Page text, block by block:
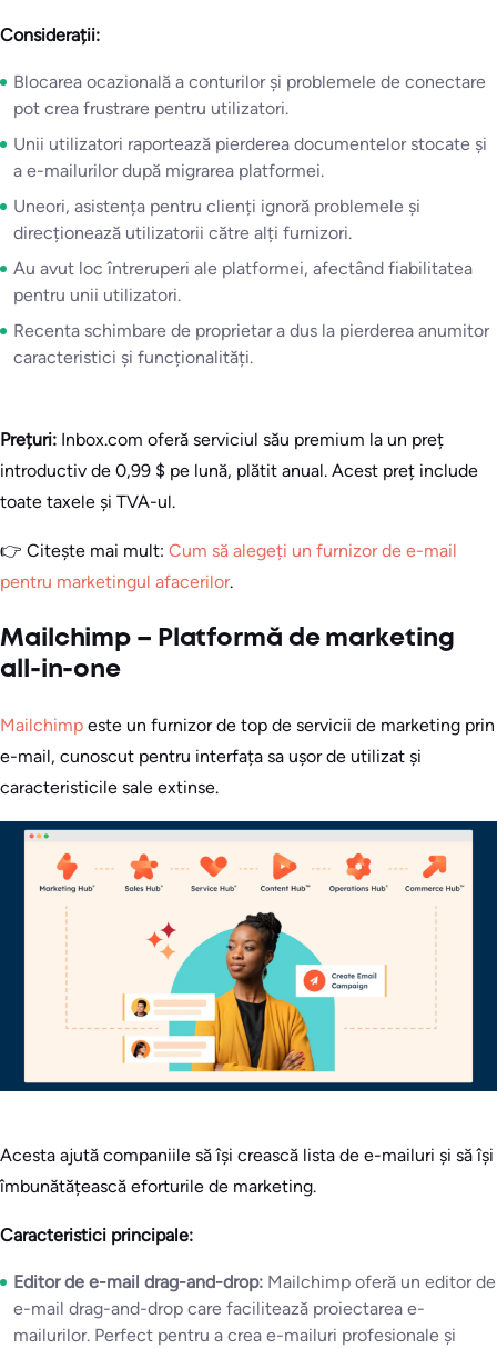
Considerații:
Blocarea ocazională a conturilor și problemele de conectare
pot crea frustrare pentru utilizatori.
Unii utilizatori raportează pierderea documentelor stocate și
a e-mailurilor după migrarea platformei.
Uneori, asistența pentru clienți ignoră problemele și
direcționează utilizatorii către alți furnizori.
Au avut loc întreruperi ale platformei, afectând fiabilitatea
pentru unii utilizatori.
Recenta schimbare de proprietar a dus la pierderea anumitor
caracteristici și funcționalități.
Prețuri: Inbox.com oferă serviciul său premium la un preț
introductiv de 0,99 $ pe lună, plătit anual. Acest preț include
toate taxele și TVA-ul.
👉 Citește mai mult: Cum să alegeți un furnizor de e-mail
pentru marketingul afacerilor.
Mailchimp – Platformă de marketing
all-in-one
Mailchimp este un furnizor de top de servicii de marketing prin
e-mail, cunoscut pentru interfața sa ușor de utilizat și
caracteristicile sale extinse.
Acesta ajută companiile să își crească lista de e-mailuri și să își
îmbunătățească eforturile de marketing.
Caracteristici principale:
Editor de e-mail drag-and-drop: Mailchimp oferă un editor de
e-mail drag-and-drop care facilitează proiectarea e-
mailurilor. Perfect pentru a crea e-mailuri profesionale și